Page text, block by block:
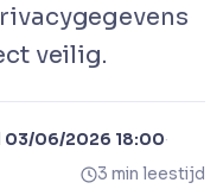
veilig.
03/06/2026 18:00·
3 min leestijd